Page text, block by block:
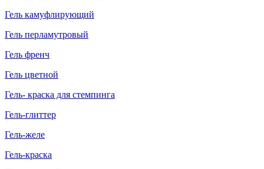
Гель камуфлирующий
Гель перламутровый
Гель френч
Гель цветной
Гель- краска для стемпинга
Гель-глиттер
Гель-желе
Гель-краска